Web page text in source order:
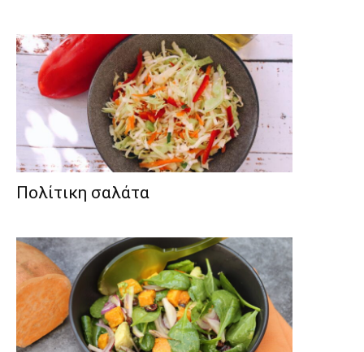
Πολίτικη σαλάτα